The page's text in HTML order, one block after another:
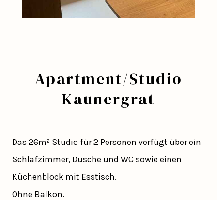
Apartment/Studio
Kaunergrat
Das 26m² Studio für 2 Personen verfügt über ein
Schlafzimmer, Dusche und WC sowie einen
Küchenblock mit Esstisch.
Ohne Balkon.